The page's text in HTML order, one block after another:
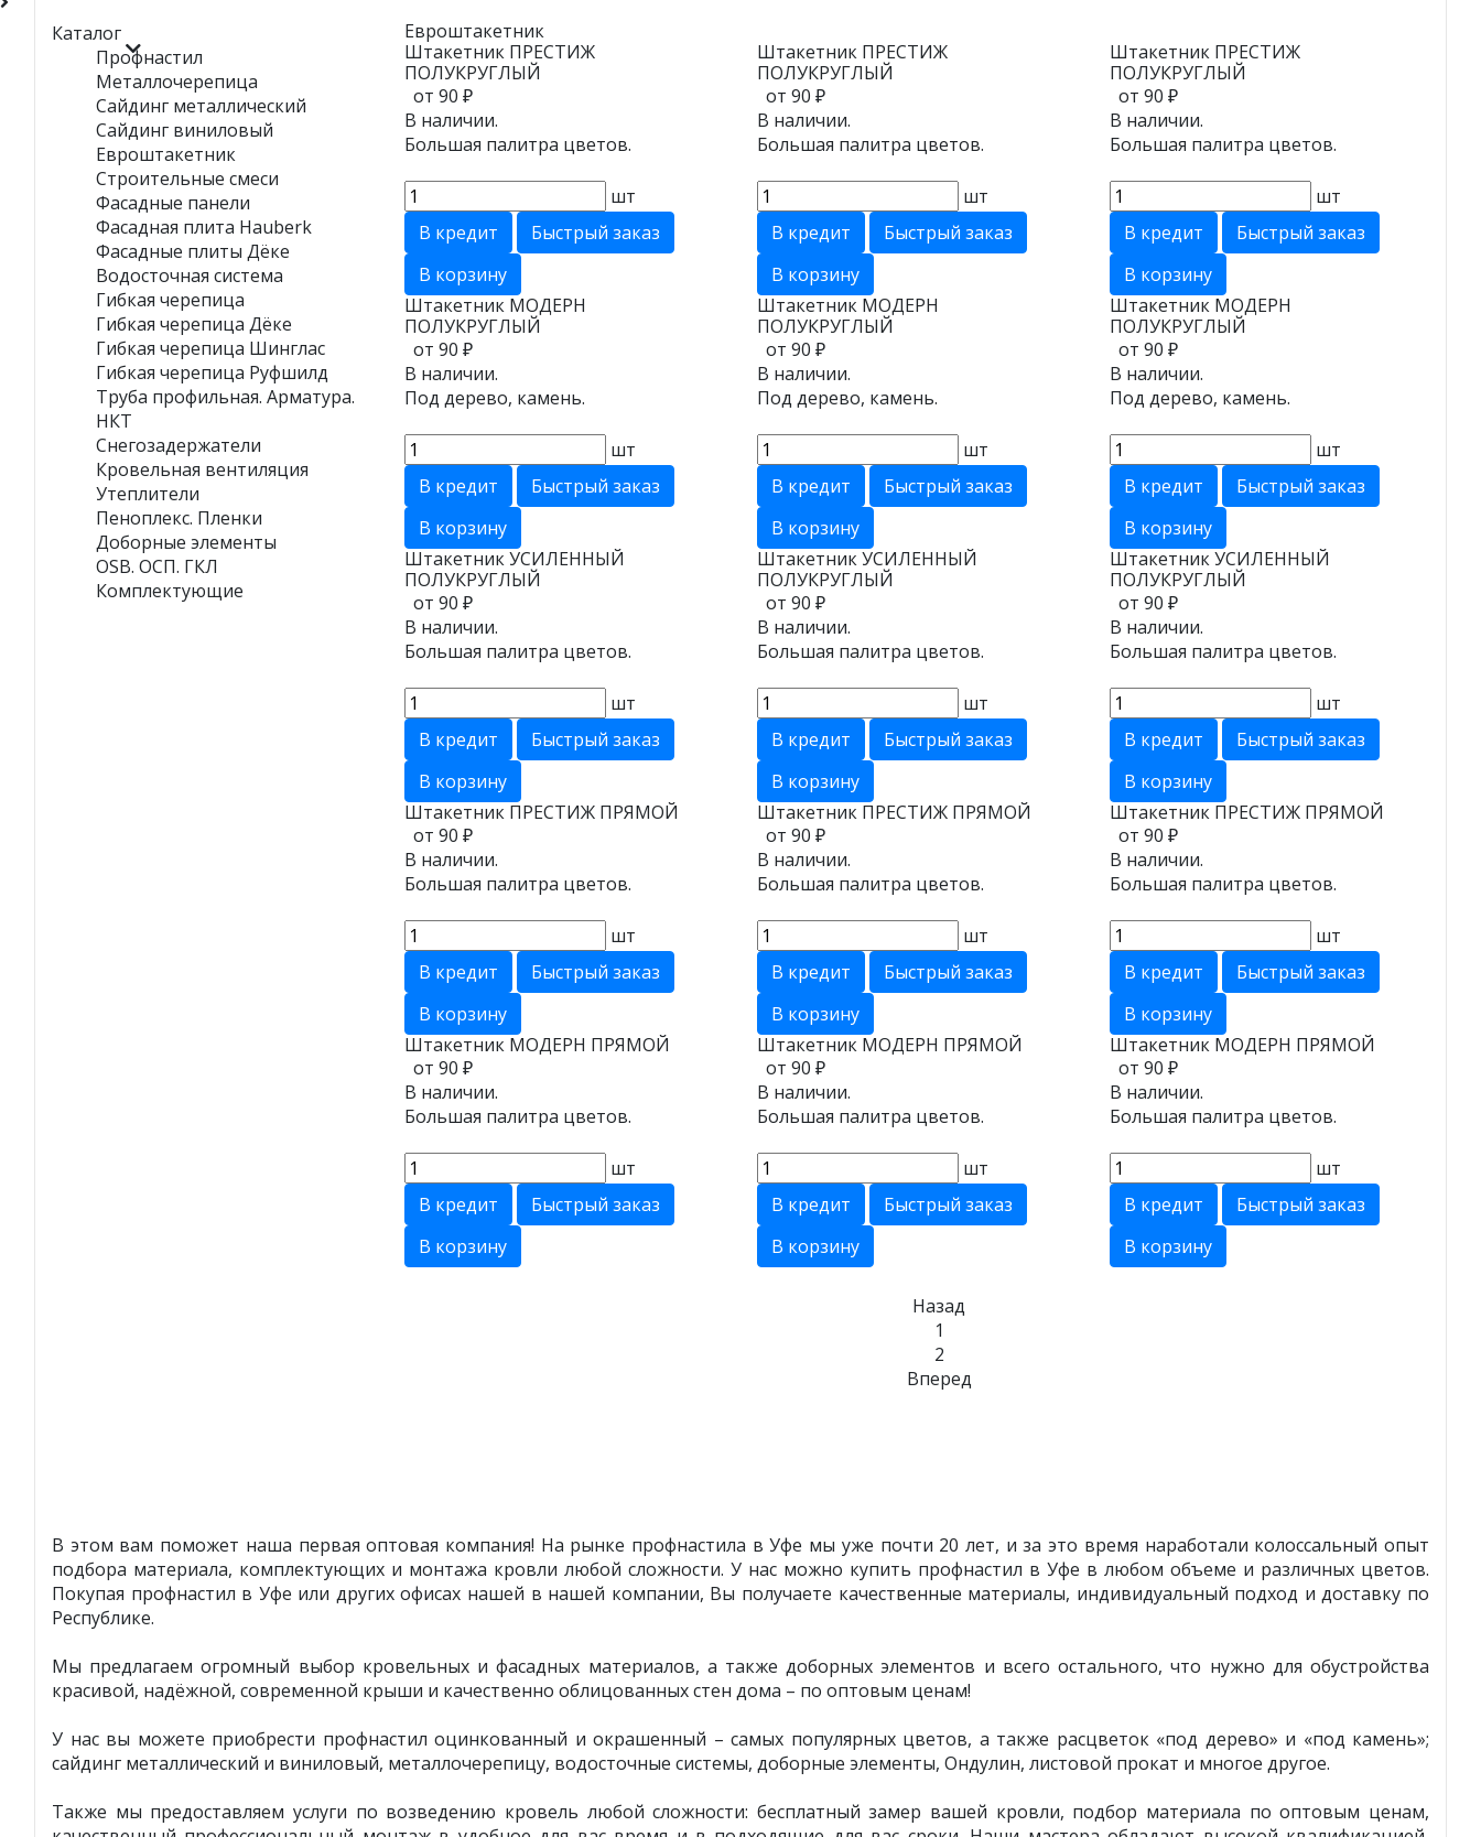
Каталог
Профнастил
Металлочерепица
Сайдинг металлический
Сайдинг виниловый
Евроштакетник
Строительные смеси
Фасадные панели
Фасадная плита Hauberk
Фасадные плиты Дёке
Водосточная система
Гибкая черепица
Гибкая черепица Дёке
Гибкая черепица Шинглас
Гибкая черепица Руфшилд
Труба профильная. Арматура.
НКТ
Снегозадержатели
Кровельная вентиляция
Утеплители
Пеноплекс. Пленки
Доборные элементы
OSB. ОСП. ГКЛ
Комплектующие
Евроштакетник
Штакетник ПРЕСТИЖ
ПОЛУКРУГЛЫЙ
от 90 ₽
В наличии.
Большая палитра цветов.
шт
В кредит
Быстрый заказ
В корзину
Штакетник ПРЕСТИЖ
ПОЛУКРУГЛЫЙ
от 90 ₽
В наличии.
Большая палитра цветов.
шт
В кредит
Быстрый заказ
В корзину
Штакетник ПРЕСТИЖ
ПОЛУКРУГЛЫЙ
от 90 ₽
В наличии.
Большая палитра цветов.
шт
В кредит
Быстрый заказ
В корзину
Штакетник МОДЕРН
ПОЛУКРУГЛЫЙ
от 90 ₽
В наличии.
Под дерево, камень.
шт
В кредит
Быстрый заказ
В корзину
Штакетник МОДЕРН
ПОЛУКРУГЛЫЙ
от 90 ₽
В наличии.
Под дерево, камень.
шт
В кредит
Быстрый заказ
В корзину
Штакетник МОДЕРН
ПОЛУКРУГЛЫЙ
от 90 ₽
В наличии.
Под дерево, камень.
шт
В кредит
Быстрый заказ
В корзину
Штакетник УСИЛЕННЫЙ
ПОЛУКРУГЛЫЙ
от 90 ₽
В наличии.
Большая палитра цветов.
шт
В кредит
Быстрый заказ
В корзину
Штакетник УСИЛЕННЫЙ
ПОЛУКРУГЛЫЙ
от 90 ₽
В наличии.
Большая палитра цветов.
шт
В кредит
Быстрый заказ
В корзину
Штакетник УСИЛЕННЫЙ
ПОЛУКРУГЛЫЙ
от 90 ₽
В наличии.
Большая палитра цветов.
шт
В кредит
Быстрый заказ
В корзину
Штакетник ПРЕСТИЖ ПРЯМОЙ
от 90 ₽
В наличии.
Большая палитра цветов.
шт
В кредит
Быстрый заказ
В корзину
Штакетник ПРЕСТИЖ ПРЯМОЙ
от 90 ₽
В наличии.
Большая палитра цветов.
шт
В кредит
Быстрый заказ
В корзину
Штакетник ПРЕСТИЖ ПРЯМОЙ
от 90 ₽
В наличии.
Большая палитра цветов.
шт
В кредит
Быстрый заказ
В корзину
Штакетник МОДЕРН ПРЯМОЙ
от 90 ₽
В наличии.
Большая палитра цветов.
шт
В кредит
Быстрый заказ
В корзину
Штакетник МОДЕРН ПРЯМОЙ
от 90 ₽
В наличии.
Большая палитра цветов.
шт
В кредит
Быстрый заказ
В корзину
Штакетник МОДЕРН ПРЯМОЙ
от 90 ₽
В наличии.
Большая палитра цветов.
шт
В кредит
Быстрый заказ
В корзину
Назад
1
2
Вперед
В этом вам поможет наша первая оптовая компания! На рынке профнастила в Уфе мы уже почти 20 лет, и за это время наработали колоссальный опыт
подбора материала, комплектующих и монтажа кровли любой сложности. У нас можно купить профнастил в Уфе в любом объеме и различных цветов.
Покупая профнастил в Уфе или других офисах нашей в нашей компании, Вы получаете качественные материалы, индивидуальный подход и доставку по
Республике.
Мы предлагаем огромный выбор кровельных и фасадных материалов, а также доборных элементов и всего остального, что нужно для обустройства
красивой, надёжной, современной крыши и качественно облицованных стен дома – по оптовым ценам!
У нас вы можете приобрести профнастил оцинкованный и окрашенный – самых популярных цветов, а также расцветок «под дерево» и «под камень»;
сайдинг металлический и виниловый, металлочерепицу, водосточные системы, доборные элементы, Ондулин, листовой прокат и многое другое.
Также мы предоставляем услуги по возведению кровель любой сложности: бесплатный замер вашей кровли, подбор материала по оптовым ценам,